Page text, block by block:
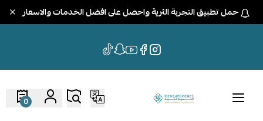
حمل تطبيق التجربة الثرية واحصل على افضل الخدمات والاسعار
0